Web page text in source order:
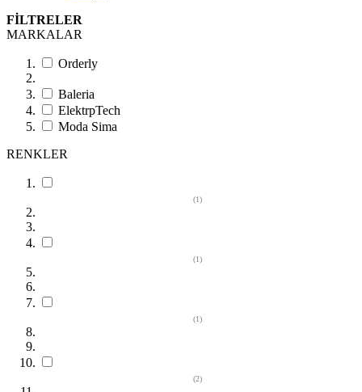
FİLTRELER
MARKALAR
Orderly
Baleria
ElektrpTech
Moda Sima
RENKLER
(1)
(1)
(1)
(2)